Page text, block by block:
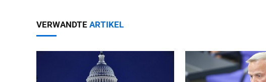
VERWANDTE ARTIKEL